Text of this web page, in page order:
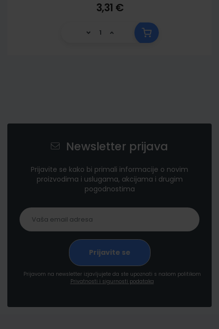
3,31 €
Newsletter prijava
Prijavite se kako bi primali informacije o novim
proizvodima i uslugama, akcijama i drugim
pogodnostima
Prijavom na newsletter izjavljujete da ste upoznati s našom politikom
Privatnosti i sigurnosti podataka